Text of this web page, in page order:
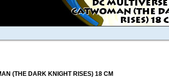
DC
CATWOMAN (THE
RISES) 18
(THE DARK KNIGHT RISES) 18 CM